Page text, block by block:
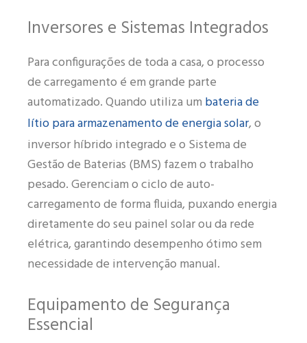
Inversores e Sistemas Integrados
Para configurações de toda a casa, o processo
de carregamento é em grande parte
automatizado. Quando utiliza um bateria de
lítio para armazenamento de energia solar, o
inversor híbrido integrado e o Sistema de
Gestão de Baterias (BMS) fazem o trabalho
pesado. Gerenciam o ciclo de auto-
carregamento de forma fluida, puxando energia
diretamente do seu painel solar ou da rede
elétrica, garantindo desempenho ótimo sem
necessidade de intervenção manual.
Equipamento de Segurança
Essencial